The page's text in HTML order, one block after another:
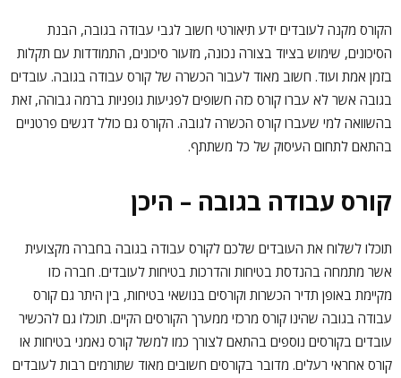
הקורס מקנה לעובדים ידע תיאורטי חשוב לגבי עבודה בגובה, הבנת
הסיכונים, שימוש בציוד בצורה נכונה, מזעור סיכונים, התמודדות עם תקלות
בזמן אמת ועוד. חשוב מאוד לעבור הכשרה של קורס עבודה בגובה. עובדים
בגובה אשר לא עברו קורס כזה חשופים לפגיעות גופניות ברמה גבוהה, זאת
בהשוואה למי שעברו קורס הכשרה לגובה. הקורס גם כולל דגשים פרטניים
בהתאם לתחום העיסוק של כל משתתף.
קורס עבודה בגובה – היכן
תוכלו לשלוח את העובדים שלכם לקורס עבודה בגובה בחברה מקצועית
אשר מתמחה בהנדסת בטיחות והדרכות בטיחות לעובדים. חברה כזו
מקיימת באופן תדיר הכשרות וקורסים בנושאי בטיחות, בין היתר גם קורס
עבודה בגובה שהינו קורס מרכזי ממערך הקורסים הקיים. תוכלו גם להכשיר
עובדים בקורסים נוספים בהתאם לצורך כמו למשל קורס נאמני בטיחות או
קורס אחראי רעלים. מדובר בקורסים חשובים מאוד שתורמים רבות לעובדים